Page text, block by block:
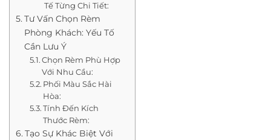
Tế Từng Chi Tiết:
Tư Vấn Chọn Rèm
Phòng Khách: Yếu Tố
Cần Lưu Ý
Chọn Rèm Phù Hợp
Với Nhu Cầu:
Phối Màu Sắc Hài
Hòa:
Tính Đến Kích
Thước Rèm:
Tạo Sự Khác Biệt Với